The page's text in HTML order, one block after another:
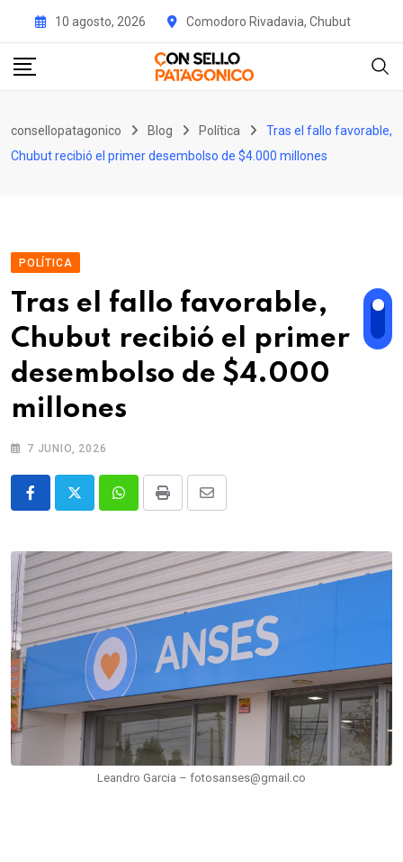
content
10 agosto, 2026 Comodoro Rivadavia, Chubut
consellopatagonico Blog Política
Tras el fallo favorable,
Chubut recibió el primer desembolso de $4.000 millones
POLÍTICA
Tras el fallo favorable,
Chubut recibió el primer
desembolso de $4.000
millones
7 JUNIO, 2026
WhatsappPrint
Share
Email
Leandro Garcia – fotosanses@gmail.co